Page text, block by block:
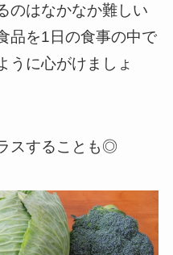
のはなかなか難しい
品を1日の食事の中で
うに心がけましょ
スすることも◎